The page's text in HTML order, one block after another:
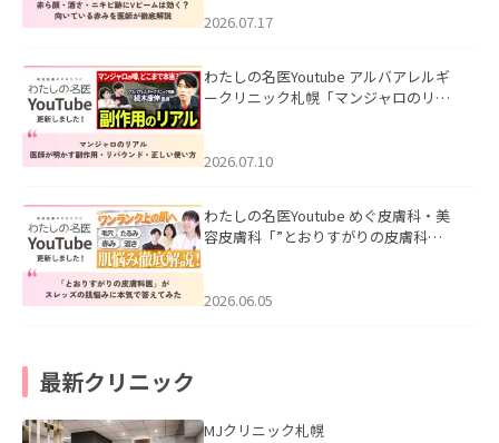
した。
2026.07.17
わたしの名医Youtube アルバアレルギ
ークリニック札幌「マンジャロのリア
た。
2026.07.10
わたしの名医Youtube めぐ皮膚科・美
容皮膚科「”とおりすがりの皮膚科
2026.06.05
最新クリニック
MJクリニック札幌